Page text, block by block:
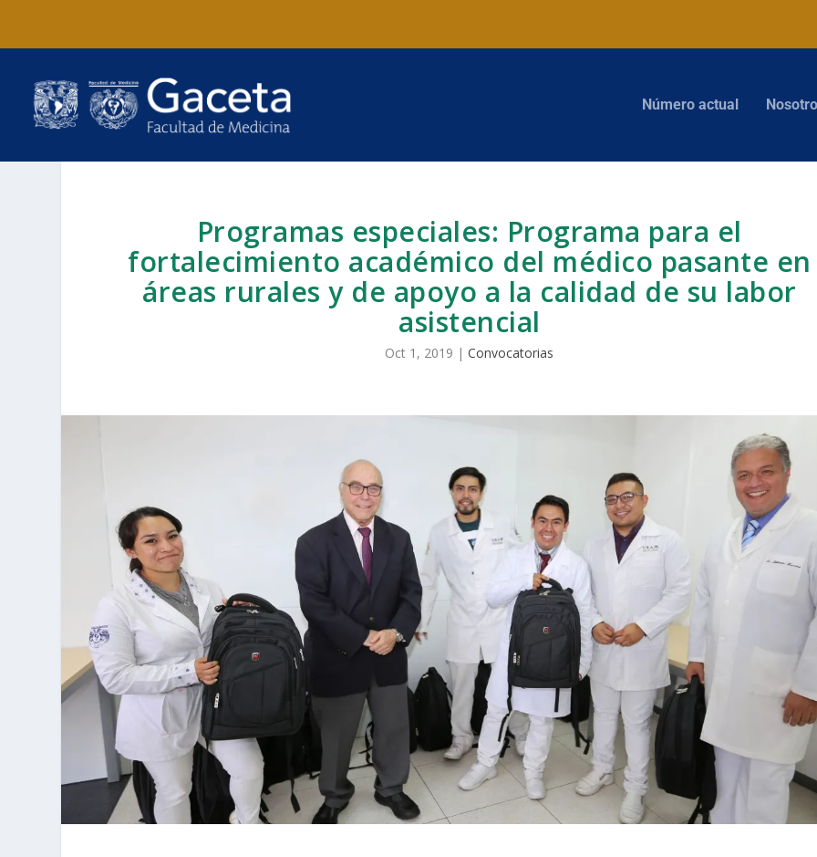
Número actual
Programas especiales: Programa para el
fortalecimiento académico del médico pasante en
áreas rurales y de apoyo a la calidad de su labor
asistencial
Oct 1, 2019 |Convocatorias